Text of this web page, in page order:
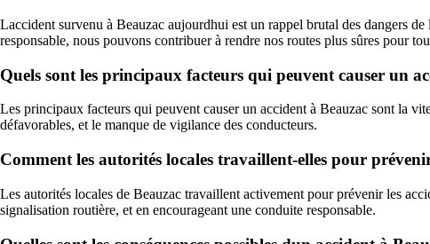
Laccident survenu à Beauzac aujourdhui est un rappel brutal des dangers
responsable, nous pouvons contribuer à rendre nos routes plus sûres pour
Quels sont les principaux facteurs qui peuvent causer un
Les principaux facteurs qui peuvent causer un accident à Beauzac sont la
défavorables, et le manque de vigilance des conducteurs.
Comment les autorités locales travaillent-elles pour
Les autorités locales de Beauzac travaillent activement pour prévenir les
signalisation routière, et en encourageant une conduite responsable.